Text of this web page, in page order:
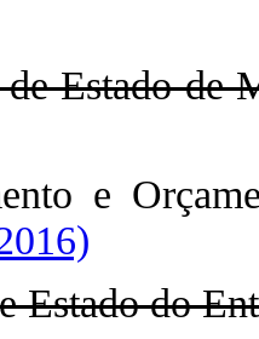
Estado de
e
Estado do